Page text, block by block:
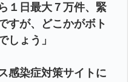
１日最大７万件、緊
すが、どこかがボト
しょう」
感染症対策サイトに